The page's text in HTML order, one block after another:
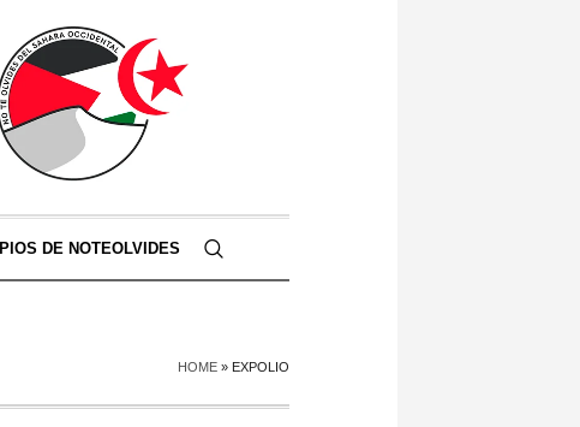
DE NOTEOLVIDES
HOME » EXPOLIO